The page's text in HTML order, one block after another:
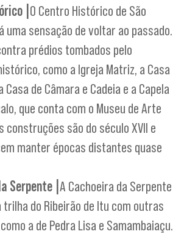
| O Centro Histórico de São
uma sensação de voltar ao passado.
prédios tombados pelo
como a Igreja Matriz, a Casa
Casa de Câmara e Cadeia e a Capela
que conta com o Museu de Arte
construções são do século XVII e
manter épocas distantes quase
Serpente | A Cachoeira da Serpente
do Ribeirão de Itu com outras
a de Pedra Lisa e Samambaiaçu.